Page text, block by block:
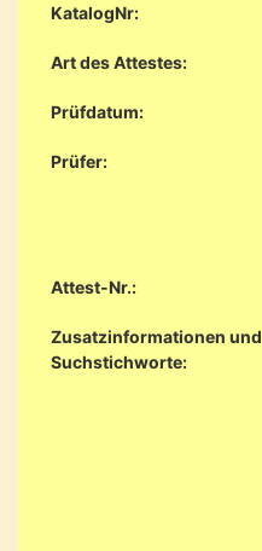
KatalogNr:
Art des Attestes:
Prüfdatum:
Prüfer:
Attest-Nr.:
Zusatzinformationen und
Suchstichworte: